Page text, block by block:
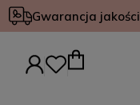
Gwarancja jakości